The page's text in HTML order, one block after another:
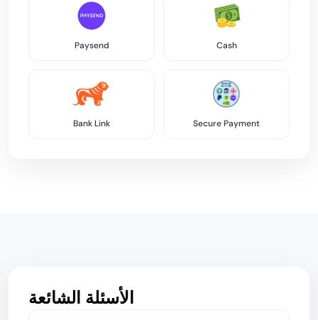
Paysend Cash
Bank Link Secure Payment
الأسئلة الشائعة